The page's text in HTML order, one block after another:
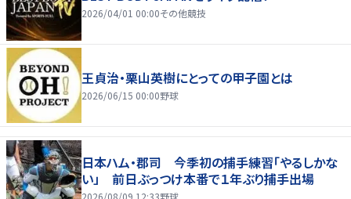
2026/04/01 00:00その他競技
王貞治・栗山英樹にとっての甲子園とは
2026/06/15 00:00野球
日本ハム・郡司 今季初の捕手練習「やるしかな
い」 前日ぶっつけ本番で１年ぶり捕手出場
2026/08/09 12:33野球